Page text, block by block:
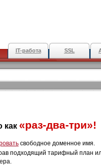
IT-работа SSL
как «раз-два-три»!
свободное доменное имя.
подходящий тарифный план